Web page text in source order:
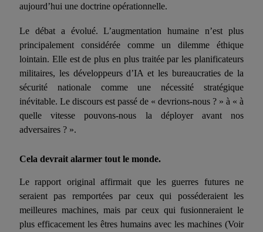
aujourd’hui une doctrine opérationnelle.
Le débat a évolué. L’augmentation humaine n’est plus
principalement considérée comme un dilemme éthique
lointain. Elle est de plus en plus traitée par les planificateurs
militaires, les développeurs d’IA et les bureaucraties de la
sécurité nationale comme une nécessité stratégique
inévitable. Le discours est passé de « devrions-nous ? » à « à
quelle vitesse pouvons-nous la déployer avant nos
adversaires ? ».
Cela devrait alarmer tout le monde.
Le rapport original affirmait que les guerres futures ne
seraient pas remportées par ceux qui posséderaient les
meilleures machines, mais par ceux qui fusionneraient le
plus efficacement les êtres humains avec les machines (Voir